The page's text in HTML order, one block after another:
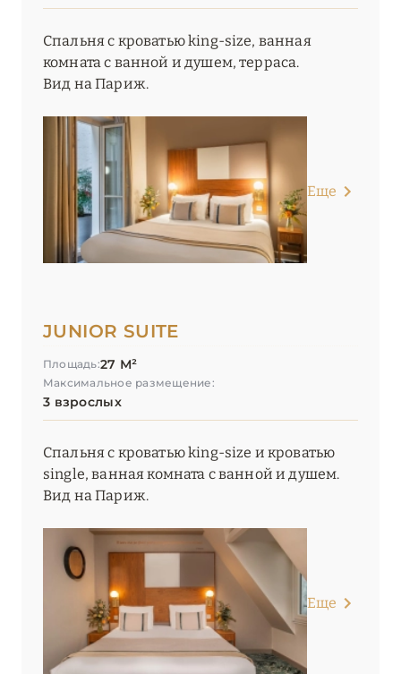
Спальня с кроватью king-size, ванная
комната с ванной и душем, терраса.
Вид на Париж.
Еще
JUNIOR SUITE
Площадь:27 М²
Максимальное размещение:
3 взрослых
Спальня с кроватью king-size и кроватью
single, ванная комната с ванной и душем.
Вид на Париж.
Еще